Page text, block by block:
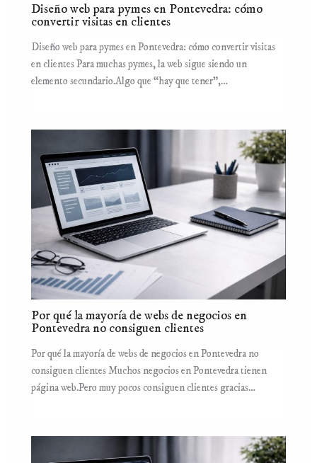
Diseño web para pymes en Pontevedra: cómo
convertir visitas en clientes
Diseño web para pymes en Pontevedra: cómo convertir visitas
en clientes Para muchas pymes, la web sigue siendo un
elemento secundario.Algo que “hay que tener”,…
Por qué la mayoría de webs de negocios en
Pontevedra no consiguen clientes
Por qué la mayoría de webs de negocios en Pontevedra no
consiguen clientes Muchos negocios en Pontevedra tienen
página web.Pero muy pocos consiguen clientes gracias…